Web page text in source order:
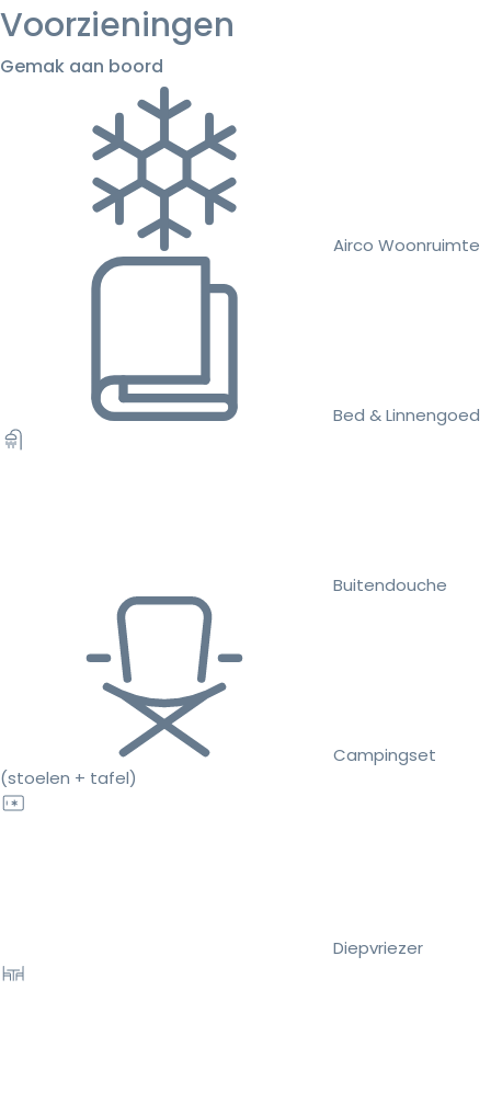
Voorzieningen
Gemak aan boord
Airco Woonruimte
Bed & Linnengoed
Buitendouche
Campingset
(stoelen + tafel)
Diepvriezer